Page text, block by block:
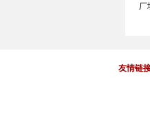
厂
友情链